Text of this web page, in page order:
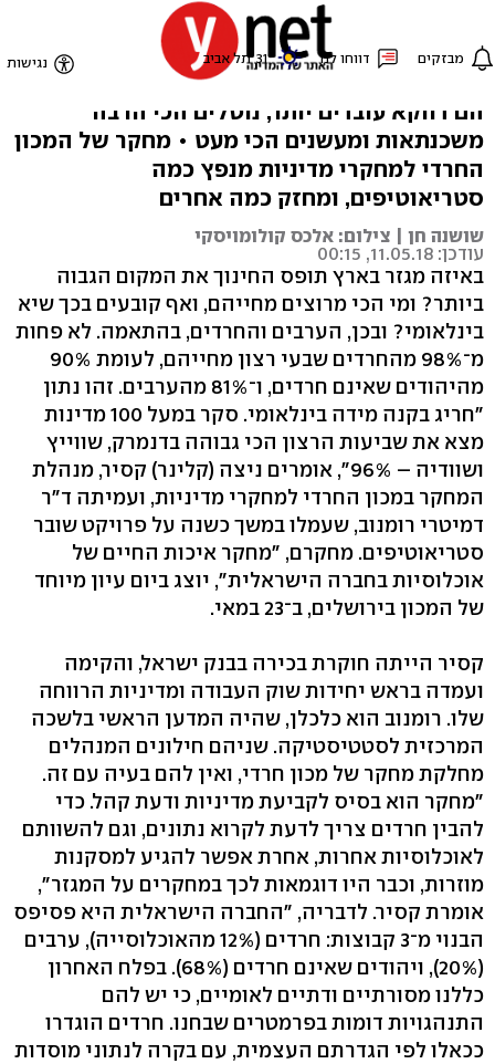
10 מיתוסים שיש לכם על
חרדים
הם דווקא עובדים יותר, נוטלים הכי הרבה
משכנתאות ומעשנים הכי מעט • מחקר של המכון
החרדי למחקרי מדיניות מנפץ כמה
סטריאוטיפים, ומחזק כמה אחרים
שושנה חן | צילום: אלכס קולומויסקי
עודכן: 11.05.18, 00:15
באיזה מגזר בארץ תופס החינוך את המקום הגבוה
ביותר? ומי הכי מרוצים מחייהם, ואף קובעים בכך שיא
בינלאומי? ובכן, הערבים והחרדים, בהתאמה. לא פחות
מ־98% מהחרדים שבעי רצון מחייהם, לעומת 90%
מהיהודים שאינם חרדים, ו־81% מהערבים. זהו נתון
"חריג בקנה מידה בינלאומי. סקר במעל 100 מדינות
מצא את שביעות הרצון הכי גבוהה בדנמרק, שווייץ
ושוודיה – 96%", אומרים ניצה (קלינר) קסיר, מנהלת
המחקר במכון החרדי למחקרי מדיניות, ועמיתה ד"ר
דמיטרי רומנוב, שעמלו במשך כשנה על פרויקט שובר
סטריאוטיפים. מחקרם, "מחקר איכות החיים של
אוכלוסיות בחברה הישראלית", יוצג ביום עיון מיוחד
של המכון בירושלים, ב־23 במאי.
קסיר הייתה חוקרת בכירה בבנק ישראל, והקימה
ועמדה בראש יחידות שוק העבודה ומדיניות הרווחה
שלו. רומנוב הוא כלכלן, שהיה המדען הראשי בלשכה
המרכזית לסטטיסטיקה. שניהם חילונים המנהלים
מחלקת מחקר של מכון חרדי, ואין להם בעיה עם זה.
"מחקר הוא בסיס לקביעת מדיניות ודעת קהל. כדי
להבין חרדים צריך לדעת לקרוא נתונים, וגם להשוותם
לאוכלוסיות אחרות, אחרת אפשר להגיע למסקנות
מוזרות, וכבר היו דוגמאות לכך במחקרים על המגזר",
אומרת קסיר. לדבריה, "החברה הישראלית היא פסיפס
הבנוי מ־3 קבוצות: חרדים (12% מהאוכלוסייה), ערבים
(20%), ויהודים שאינם חרדים (68%). בפלח האחרון
כללנו מסורתיים ודתיים לאומיים, כי יש להם
התנהגויות דומות בפרמטרים שבחנו. חרדים הוגדרו
ככאלו לפי הגדרתם העצמית, עם בקרה לנתוני מוסדות